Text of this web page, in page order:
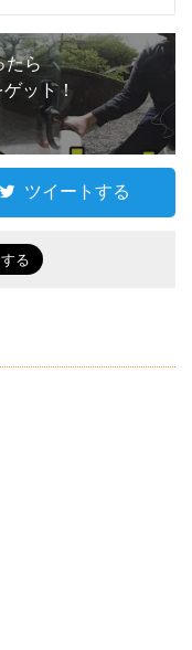
たら
ット！
ツイートする